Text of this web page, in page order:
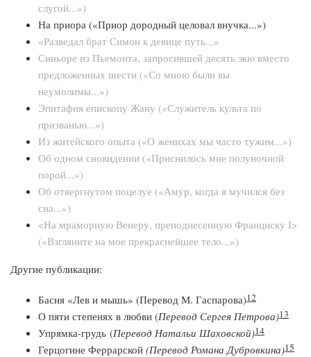
слугой...»)
На приора («Приор дородный целовал внучка...»)
«Разведал брат Симон к девице путь...»
Синьоре из Пьемонта, запросившей десять экю вместо
предложенных шести («Со мною были вы
неумолимы...»)
Эпитафия епископу Жану («Служитель культа по
призванью...»)
Из житейского опыта («О женихах мы часто тужим...»)
Об одном сновидении («Приснилось мне полуночной
порой...»)
Об отвергнутом поцелуе («Амур, когда я мучился без
сна...»)
<На мраморную Венеру, преподнесенную Франциску I>
(«Взгляните на мое прекраснейшее тело...»)
Другие публикации:
Басня «Лев и мышь» (Перевод М. Гаспарова)12
О пяти степенях в любви (Перевод Сергея Петрова)13
Упрямка-грудь​ (Перевод Натальи Шаховской)14
Герцогине Феррарской (Перевод Романа Дубровкина)15